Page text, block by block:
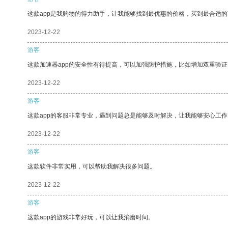
这款app是我购物的得力助手，让我能够找到最优惠的价格，买到最合适的
2023-12-22
游客
这款加速器app的安全性有待提高，可以加强防护措施，比如增加双重验证
2023-12-22
游客
这款app的客服非常专业，遇到问题总是能够及时解决，让我能够安心工作
2023-12-22
游客
这款软件非常实用，可以帮助我解决很多问题。
2023-12-22
游客
这款app的游戏非常好玩，可以让我消磨时间。